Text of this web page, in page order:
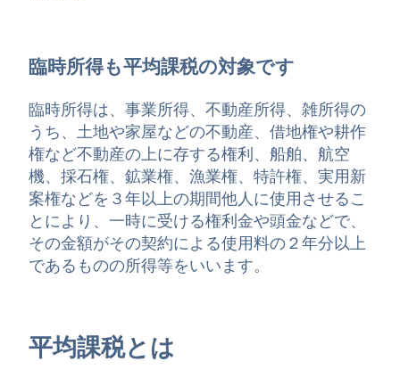
臨時所得も平均課税の対象です
臨時所得は、事業所得、不動産所得、雑所得の
うち、土地や家屋などの不動産、借地権や耕作
権など不動産の上に存する権利、船舶、航空
機、採石権、鉱業権、漁業権、特許権、実用新
案権などを３年以上の期間他人に使用させるこ
とにより、一時に受ける権利金や頭金などで、
その金額がその契約による使用料の２年分以上
であるものの所得等をいいます。
平均課税とは